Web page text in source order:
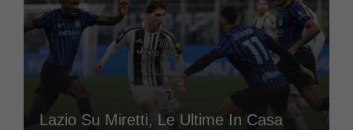
Lazio Su Miretti, Le Ultime In Casa